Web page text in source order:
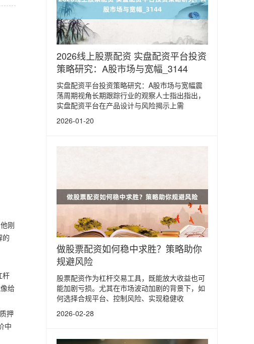
刚
的
杆
给
押
中
2026线上股票配资 实盘配资平台投资
策略研究：A股市场与宽幅_3144
实盘配资平台投资策略研究：A股市场与宽幅震
荡周期视角长期跟踪行业的观察人士指出指出，
实盘配资平台在产品设计与风险揭示上需
2026-01-20
做股票配资如何稳中求胜？策略助你
规避风险
股票配资作为杠杆交易工具，既能放大收益也可
能加剧亏损。尤其在市场波动加剧的背景下，如
何选择合规平台、控制风险、实现稳健收
2026-02-28